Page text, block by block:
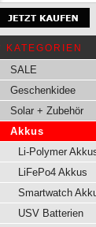
KATEGORIEN
SALE
Geschenkidee
Solar + Zubehör
Akkus
Li-Polymer
LiFePo4 Akkus
Smartwatch
USV Batterien